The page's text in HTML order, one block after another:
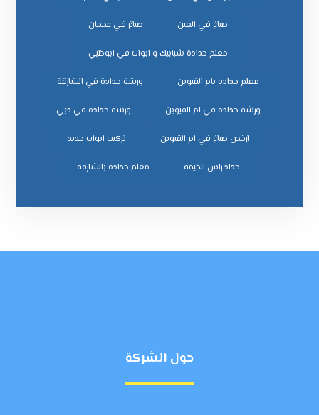
صباغ في العين صباغ في عجمان
معلم حدادة شبابيك و ابواب في ابوظبي
معلم حداده بام القيوين ورشة حدادة في الشارقة
ورشة حدادة في ام القيوين ورشة حدادة في دبي
ﺗﺮﻛﻴﺐ اﺑﻮاب ﺣﺪﻳﺪ
ﺣﺪاد راس اﻟﺨﻴﻤﺔ ﻣﻌﻠﻢ ﺣﺪاده ﺑﺎﻟﺸﺎرﻗﺔ
حول الشركة